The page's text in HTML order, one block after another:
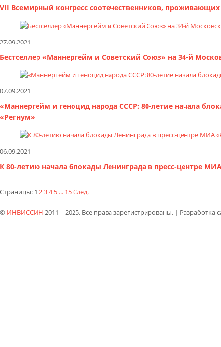
VII Всемирный конгресс соотечественников,
27.09.2021
Бестселлер «Маннергейм и Советский Союз» на 34-й
07.09.2021
«Маннергейм и геноцид народа СССР: 80-летие начала
«Регнум»
06.09.2021
К 80-летию начала блокады Ленинграда в пресс-центре
Страницы: 1 234 5 ... 15След.
© ИНВИССИН 2011—2025. Все права зарегистрированы. | Разработка